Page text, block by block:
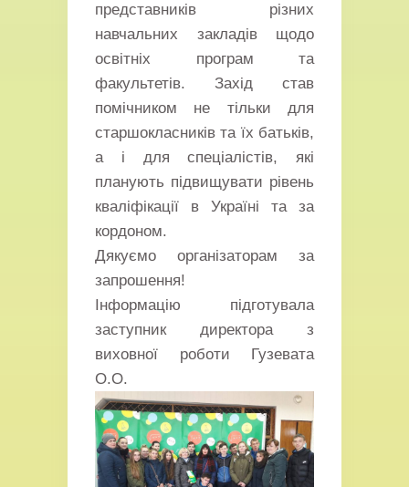
представників різних
навчальних закладів щодо
освітніх програм та
факультетів. Захід став
помічником не тільки для
старшокласників та їх батьків,
а і для спеціалістів, які
планують підвищувати рівень
кваліфікації в Україні та за
кордоном.
Дякуємо організаторам за
запрошення!
Інформацію підготувала
заступник директора з
виховної роботи Гузевата
О.О.